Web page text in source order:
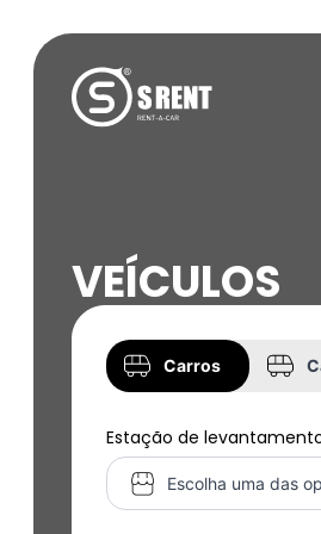
VEÍCULOS
Tipo
Carros
Estação de